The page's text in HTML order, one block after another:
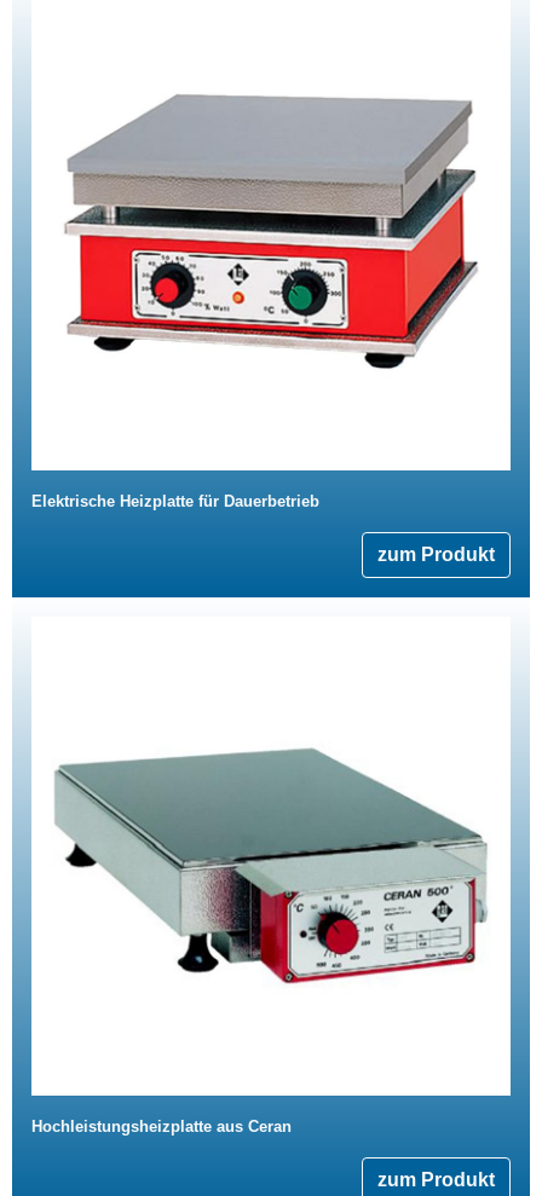
Elektrische Heizplatte für Dauerbetrieb
zum Produkt
Hochleistungsheizplatte aus Ceran
zum Produkt